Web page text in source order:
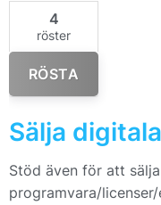
4
röster
RÖSTA
Sälja
Stöd även för att
programvara/